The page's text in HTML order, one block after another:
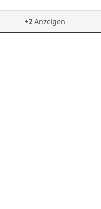
+2 Anzeigen